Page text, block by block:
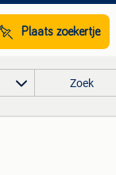
Plaats zoekertje
Zoek